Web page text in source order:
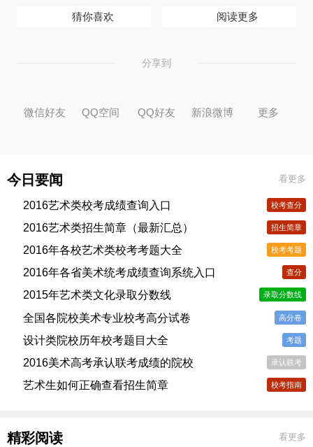
猜你喜欢 阅读更多
分享到
微信好友 QQ空间 QQ好友 新浪微博 更多
看更多
今日要闻
校考查分
2016艺术类校考成绩查询入口
招生简章
2016艺术类招生简章（最新汇总）
校考考题
2016年各校艺术类校考考题大全
查分
2016年各省美术统考成绩查询系统入口
录取分数线
2015年艺术类文化录取分数线
高分卷
全国各院校美术专业校考高分试卷
考题
设计类院校历年校考题目大全
承认联考
2016美术高考承认联考成绩的院校
校考指南
艺术生如何正确查看招生简章
看更多
精彩阅读